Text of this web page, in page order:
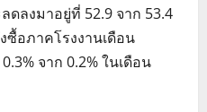
ดลงมาอยู่ที่ 52.9 จาก 53.4
ซื้อภาคโรงงานเดือน
จาก 0.2% ในเดือน